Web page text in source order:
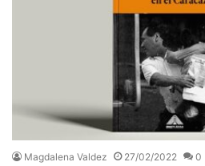
Magdalena Valdez 27/02/2022 0